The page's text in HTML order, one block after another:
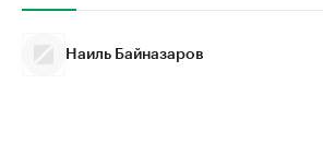
Наиль Байназаров